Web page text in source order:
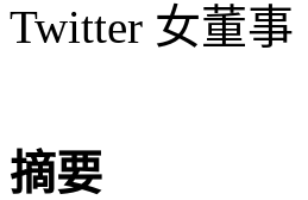
Twitter 女董事
摘要